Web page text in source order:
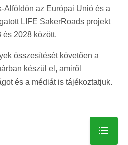
Alföldön az Európai Unió és a
LIFE SakerRoads projekt
és 2028 között.
összesítését követően a
készül el, amiről
és a médiát is tájékoztatjuk.